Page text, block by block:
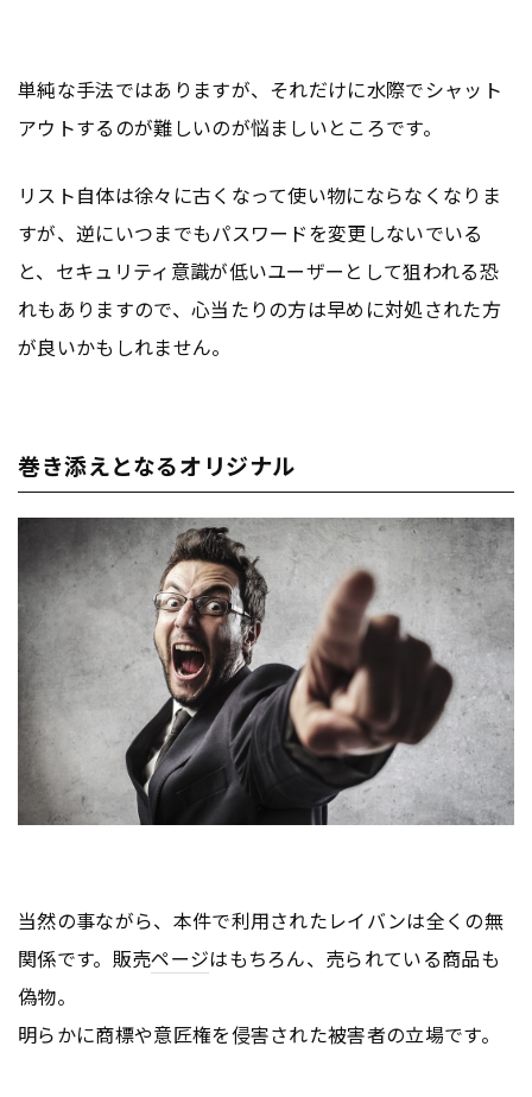
単純な手法ではありますが、それだけに水際でシャット
アウトするのが難しいのが悩ましいところです。
リスト自体は徐々に古くなって使い物にならなくなりま
すが、逆にいつまでもパスワードを変更しないでいる
と、セキュリティ意識が低いユーザーとして狙われる恐
れもありますので、心当たりの方は早めに対処された方
が良いかもしれません。
巻き添えとなるオリジナル
当然の事ながら、本件で利用されたレイバンは全くの無
関係です。販売ページはもちろん、売られている商品も
偽物。
明らかに商標や意匠権を侵害された被害者の立場です。